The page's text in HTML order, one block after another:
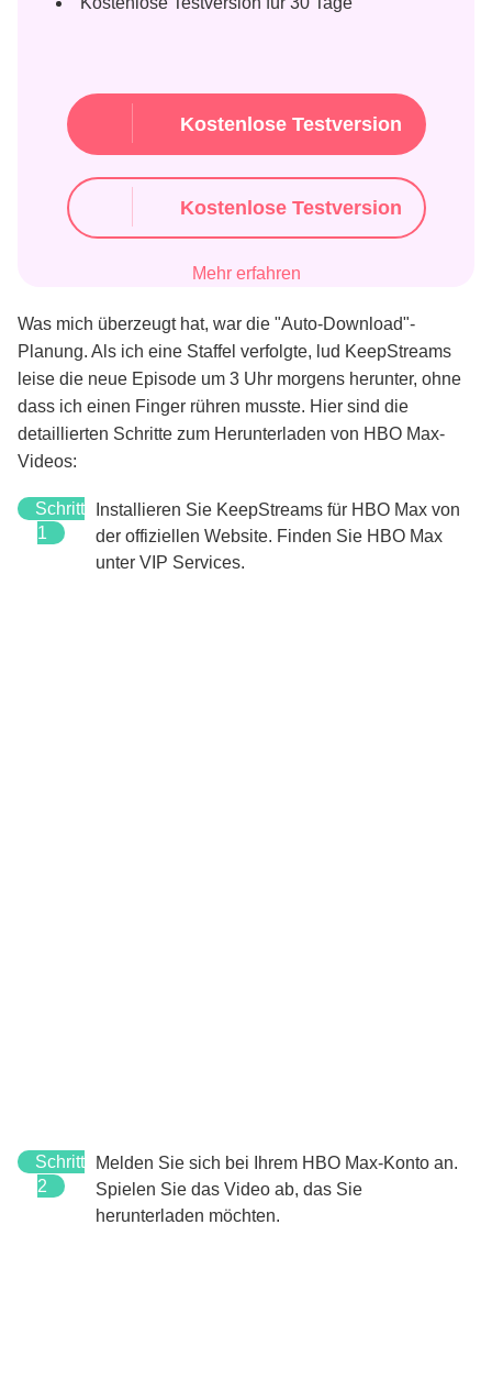
Kostenlose Testversion
Kostenlose Testversion
Mehr erfahren
Was mich überzeugt hat, war die "Auto-Download"-
Planung. Als ich eine Staffel verfolgte, lud KeepStreams
leise die neue Episode um 3 Uhr morgens herunter, ohne
dass ich einen Finger rühren musste. Hier sind die
detaillierten Schritte zum Herunterladen von HBO Max-
Videos:
Schritt
1
Installieren Sie KeepStreams für HBO Max von
der offiziellen Website. Finden Sie HBO Max
unter VIP Services.
Schritt
2
Melden Sie sich bei Ihrem HBO Max-Konto an.
Spielen Sie das Video ab, das Sie
herunterladen möchten.